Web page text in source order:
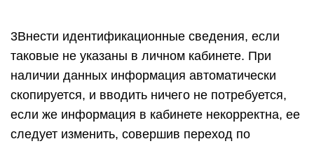
3Внести идентификационные сведения, если
таковые не указаны в личном кабинете. При
наличии данных информация автоматически
скопируется, и вводить ничего не потребуется,
если же информация в кабинете некорректна, ее
следует изменить, совершив переход по